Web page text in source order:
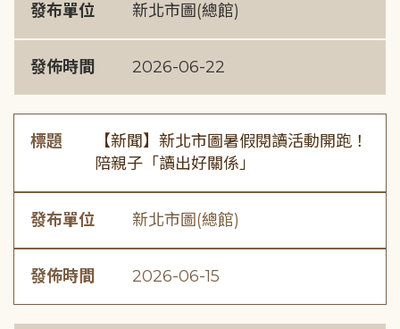
發布單位 新北市圖(總館)
發佈時間 2026-06-22
標題
【新聞】新北市圖暑假閱讀活動開跑！
陪親子「讀出好關係」
發布單位 新北市圖(總館)
發佈時間 2026-06-15